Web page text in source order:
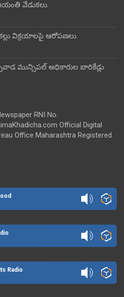
వేడుకలు.
విక్రయాలపై ఆరోపణలు.
మున్సిపల్ అధికారుల బారికేడ్లు
RNI No.
Official Digital
Office Maharashtra Registered
Radio